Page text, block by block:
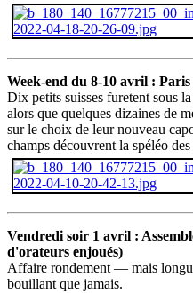
Week-end du 8-10 avril : Paris
Dix petits suisses furetent sous
alors que quelques dizaines de
sur le choix de leur nouveau
champs découvrent la spéléo
Vendredi soir 1 avril :
d'orateurs enjoués)
Affaire rondement — mais
bouillant que jamais.